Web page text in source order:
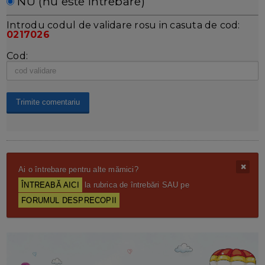
Introdu codul de validare rosu in casuta de cod:
0217026
Cod:
Ai o întrebare pentru alte mămici?
ÎNTREABĂ AICI
la rubrica de întrebări SAU pe
FORUMUL DESPRECOPII